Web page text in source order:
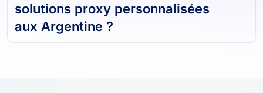
solutions proxy personnalisées
aux Argentine ?